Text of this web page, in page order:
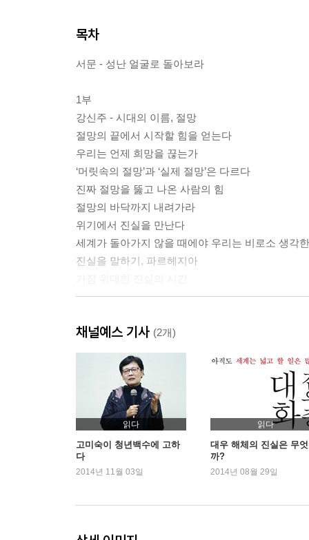
목차
서문 - 성난 얼굴로 돌아보라
1부
강신주 - 시대의 이름, 절망
절망의 끝에서 시작할 힘을 얻는다
우리는 언제 희망을 끊는가
‘머릿속의 절망’과 ‘실제 절망’은 다르다
진짜 절망을 뚫고 나온 사람의 힘
절망의 바닥까지 내려가라
위기에서 진실을 만난다
세계가 돌아가지 않을 때에야 우리는 비로소 생각
진실을 말하기, 파르헤지아
욕망의 화신, 파우스트
무한한 욕망 추구와 실패
욕망의 탄생 조건
농민의 개성도 19세기에 와서야 발견
<광인일기> 속의 대등욕망
<분신> 속의 대등욕망
분신의 의미
학습된 욕망과 불안과 광기
욕망을 닮은 불안
채널예스 기사 (2개)
읽다
고미숙이 청년백수에 고하
다
2014년 11월 03일
읽다
대우 해체의 진실은 무
까?
2014년 08월 29일